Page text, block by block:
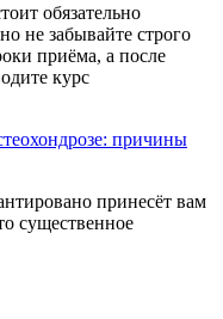
обязательно
не забывайте строго
приёма, а после
курс
причины
принесёт вам
существенное